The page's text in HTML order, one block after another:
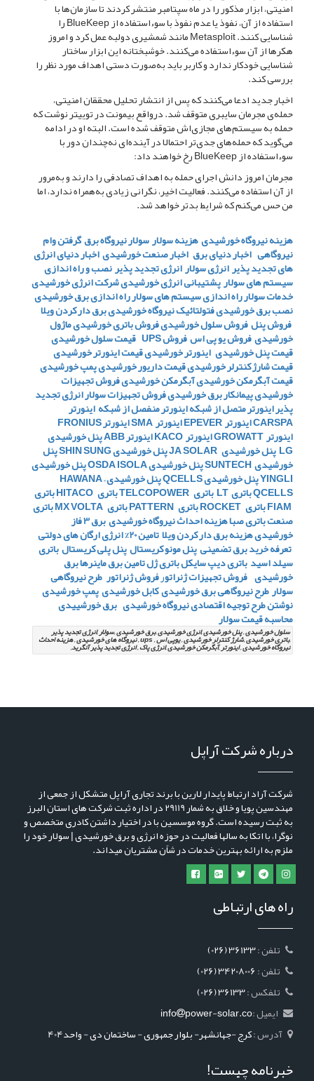
امنیتی، ابزار مذکور را در ماه سپتامبر منتشر کردند تا سازمان‌ها با
استفاده از آن، نفوذ یا عدم نفوذ با سوءاستفاده از BlueKeep را
شناسایی کنند. Metasploit مانند شمشیری دولبه عمل کرد و امروز
هکرها از آن سوءاستفاده می‌کنند. خوشبختانه این ابزار ساختار
شناسایی خودکار ندارد و کاربر باید به‌صورت دستی اهداف مورد نظر را
بررسی کند.
اخبار جدید ادعا می‌کنند که پس از انتشار تحلیل محققان امنیتی،
حمله‌ی مجرمان سایبری متوقف شد. درواقع بیمونت در توییتر نوشت که
حمله به سیستم‌‌های مجازی‌اش متوقف شده است. البته او در ادامه
می‌گوید که حمله‌های جدی‌تر احتمالا در آینده‌ای نه‌چندان دور با
سوءاستفاده از BlueKeep رخ خواهند داد:
مجرمان امروز دانش اجرای حمله به اهداف تصادفی را دارند و به‌مرور
از آن استفاده می‌کنند. فعالیت اخیر، نگرانی زیادی به‌همراه ندارد، اما
من حس می‌کنم که شرایط بدتر خواهد شد.
هزینه نیروگاه خورشیدیهزینه سولارسولارنیروگاه برقگرفتن وام
نیروگاهی اخبار دنیای برق اخبار صنعت خورشیدیاخبار دنیای انرژی
های تجدید پذیرانرژی سولارانرژی تجدید پذیرنصب و راه اندازی
سیستم های سولارپشتیبانی انرژی خورشیدیشرکت انرژی خورشیدی
خدمات سولارراه اندازی سیستم های سولارراه اندازی برق خورشیدی
نصب برق خورشیدیفتولتائیکنیروگاه خورشیدیبرق دار کردن ویلا
فروش پنلفروش سلول خورشیدیفروش باتری خورشیدیماژول
خورشیدیفروش یو پی اسفروش UPS قیمت سلول خورشیدی
قیمت پنل خورشیدی اینورتر خورشیدیقیمت اینورتر خورشیدی
قیمت شارژ کنترلر خورشیدیقیمت داریور خورشیدیپمپ خورشیدی
قیمت آبگرمکن خورشیدیآبگرمکن خورشیدیفروش تجهیزات
خورشیدیپیمانکار برق خورشیدیفروش تجهیزات سولارانرژی تجدید
پذیراینورتر متصل از شبکهاینورتر منفصل از شبکهاینورتر
CARSPAاینورتر EPEVER اینورتر SMA اینورتر FRONIUS
اینورتر GROWATT اینورتر KACO اینورتر ABB پنل خورشیدی
LGپنل خورشیدی JA SOLAR پنل خورشیدی SHIN SUNG پنل
خورشیدی SUNTECH پنل خورشیدی OSDA ISOLA پنل خورشیدی
YINGLIپنل خورشیدی QCELLS پنل خورشیدی HAWANA –
QCELLSباتری LT باتری TELCOPOWER باتری HITACO باتری
باتری ROCKET باتری PATTERN باتری MX VOLTA باتری
صنعتباتری صباهزینه احداث نیروگاه خورشیدی برق 3 فاز
خورشیدیهزینه برق دار کردن ویلاتامین 20% انرژی ارگان های دولتی
تعرفه خرید برق تضمینیپنل مونو کریستالپنل پلی کریستالباتری
سیلد اسیدباتری دیپ سایکلباتری ژلتامین برق ماینرها برق
خورشیدی فروش تجهیزات ژنراتورفروش ژنراتور طرح نیروگاهی
سولارطرح نیروگاهی برق خورشیدیکابل خورشیدیپمپ خورشیدی
نوشتن طرح توجیه اقتصادی نیروگاه خورشیدی برق خورشییدی
محاسبه قیمت سولار
سلول خورشیدی , پنل خورشیدی ,انرژی خورشیدی ,برق خورشیدی ,سولار ,انرژی تجدید پذیر
,باتری خورشیدی ,شارژ کنترلر خورشیدی , یوپی اس , ups , نیروگاه های خورشیدی , هزینه احداث
نیروگاه خورشیدی , اینورتر ,آبگرمکن خورشیدی ,انرژی پاک , انرژِی تجدید پذیر آنگرید,
درباره شرکت آراپل
شرکت آراد ارتباط پایدار لارین با برند تجاری آراپل متشکل از جمعی از
مهندسین پویا و خلاق به شمار 29119 در اداره ثبت شرکت های استان البرز
به ثبت رسیده است. گروه موسسین با در اختیار داشتن کادری متخصص و
نوگرا، با اتکا به سالها فعالیت در حوزه انرژی و برق خورشیدی | سولار خود را
ملزم به ارائه بهترین خدمات در شاًن مشتریان میداند.
راه های ارتباطی
(026) 36133
(026) 34208006
(026) 36133
ایمیل :
info power-solar.co
آدرس :کرج -جهانشهر- بلوار جمهوری - ساختمان دی - واحد404
خبرنامه چیست!